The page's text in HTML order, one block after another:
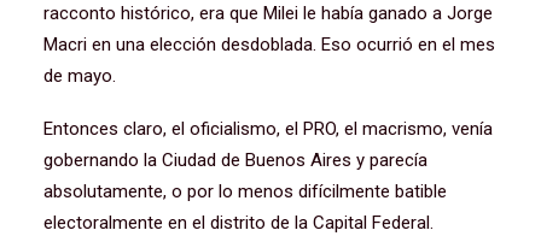
racconto histórico, era que Milei le había ganado a Jorge
Macri en una elección desdoblada. Eso ocurrió en el mes
de mayo.
Entonces claro, el oficialismo, el PRO, el macrismo, venía
gobernando la Ciudad de Buenos Aires y parecía
absolutamente, o por lo menos difícilmente batible
electoralmente en el distrito de la Capital Federal.